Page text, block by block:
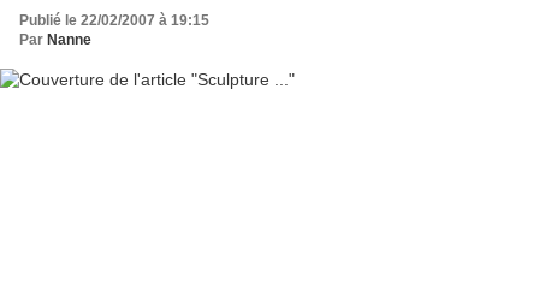
Publié le 22/02/2007 à 19:15
Par Nanne